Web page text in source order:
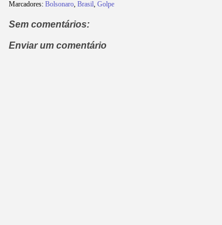
Marcadores: Bolsonaro, Brasil, Golpe
Sem comentários:
Enviar um comentário